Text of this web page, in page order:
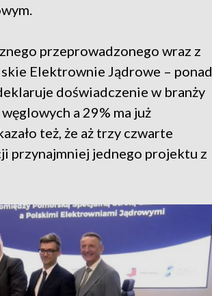
przeprowadzonego wraz z
Elektrownie Jądrowe – ponad
doświadczenie w branży
a 29% ma już
też, że aż trzy czwarte
przynajmniej jednego projektu z